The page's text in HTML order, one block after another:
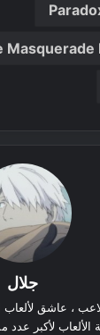
Masquerade
جلال
، عاشق لألعاب
الألعاب لأكبر